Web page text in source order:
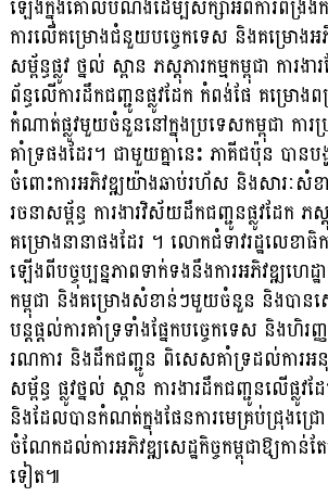
ឡើងក្នុងគោលបំណងដើម្បីសិក្សាអំពីការពង្រឹង
ការលើគម្រោងជំនួយបច្ចេកទេស និងគម្រោងអ
សម្ព័ន្ធផ្លូវ ថ្នល់ ស្ពាន ភស្តុភារកម្មកម្ពុជា ការ
ព័ន្ធលើការដឹកជញ្ជូនផ្លូវដែក កំពង់ផែ គម្រោង
កំណាត់ផ្លូវមួយចំនួននៅក្នុងប្រទេសកម្ពុជា កា
គាំទ្រផងដែរ។ ជាមួយគ្នានេះ ភាគីជប៉ុន បាន
ចំពោះការអភិវឌ្ឍយ៉ាងឆាប់រហ័ស និងសារៈសំ
រចនាសម្ព័ន្ធ ការងារវិស័យដឹកជញ្ជូនផ្លូវដែក ភស្
គម្រោងនានាផងដែរ ។ លោកជំទាវរដ្ឋលេខាធិ
ឡើងពីបច្ចុប្បន្នភាពទាក់ទងនឹងការអភិវឌ្ឍហេដ្ឋ
កម្ពុជា និងគម្រោងសំខាន់ៗមួយចំនួន និងបានស្
បន្តផ្តល់ការគាំទ្រទាំងផ្នែកបច្ចេកទេស និងហិ
រណការ និងដឹកជញ្ជូន ពិសេសគាំទ្រដល់ការអនុវ
សម្ព័ន្ធ ផ្លូវថ្នល់ ស្ពាន ការងារដឹកជញ្ជូនលើផ្លូវដ
និងដែលបានកំណត់ក្នុងផែនការមេគ្រប់ជ្រុង
ចំណែកដល់ការអភិវឌ្ឍសេដ្ឋកិច្ចកម្ពុជាឱ្យកាន់ត
ទៀត៕